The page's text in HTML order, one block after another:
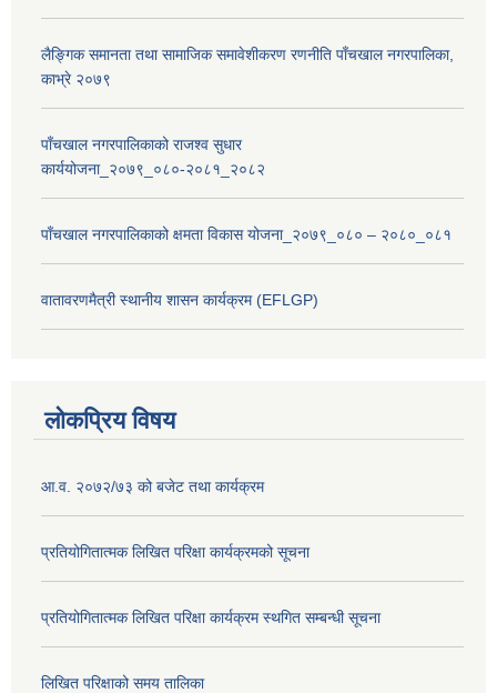
लैङ्गिक समानता तथा सामाजिक समावेशीकरण रणनीति पाँचखाल नगरपालिका,
काभ्रे २०७९
पाँचखाल नगरपालिकाको राजश्व सुधार
कार्ययोजना_२०७९_०८०-२०८१_२०८२
पाँचखाल नगरपालिकाको क्षमता विकास योजना_२०७९_०८० – २०८०_०८१
वातावरणमैत्री स्थानीय शासन कार्यक्रम (EFLGP)
लोकप्रिय विषय
आ.व. २०७२/७३ को बजेट तथा कार्यक्रम
प्रतियोगितात्मक लिखित परिक्षा कार्यक्रमको सूचना
प्रतियोगितात्मक लिखित परिक्षा कार्यक्रम स्थगित सम्बन्धी सूचना
लिखित परिक्षाको समय तालिका